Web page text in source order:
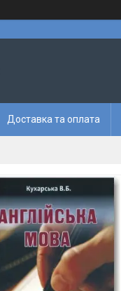
Доставка та оплата